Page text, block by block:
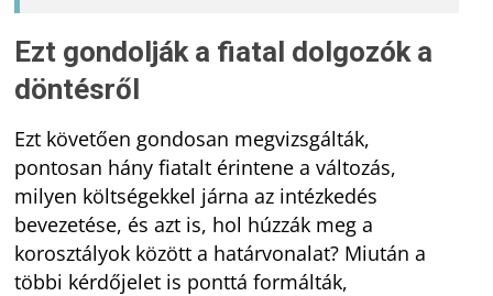
Ezt gondolják a fiatal dolgozók a
döntésről
Ezt követően gondosan megvizsgálták,
pontosan hány fiatalt érintene a változás,
milyen költségekkel járna az intézkedés
bevezetése, és azt is, hol húzzák meg a
korosztályok között a határvonalat? Miután a
többi kérdőjelet is ponttá formálták,